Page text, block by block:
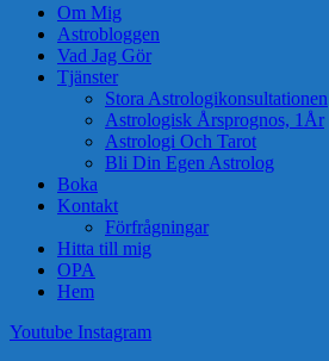
Om Mig
Astrobloggen
Vad Jag Gör
Tjänster
Stora Astrologikonsultationen
Astrologisk Årsprognos, 1År
Astrologi Och Tarot
Bli Din Egen Astrolog
Boka
Kontakt
Förfrågningar
Hitta till mig
OPA
Hem
Youtube Instagram